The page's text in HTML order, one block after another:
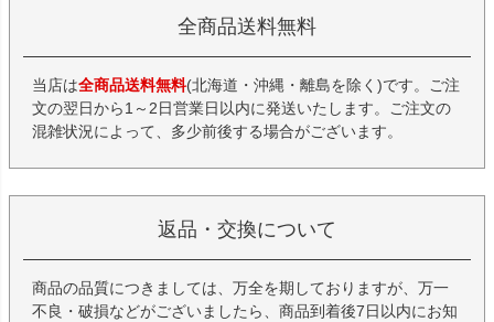
全商品送料無料
当店は全商品送料無料(北海道・沖縄・離島を除く)です。ご注
文の翌日から1～2日営業日以内に発送いたします。ご注文の
混雑状況によって、多少前後する場合がございます。
返品・交換について
商品の品質につきましては、万全を期しておりますが、万一
不良・破損などがございましたら、商品到着後7日以内にお知